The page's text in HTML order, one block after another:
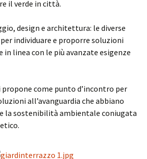
il verde in città.
design e architettura: le diverse
individuare e proporre soluzioni
in linea con le più avanzate esigenze
propone come punto d’incontro per
all’avanguardia che abbiano
la sostenibilità ambientale coniugata